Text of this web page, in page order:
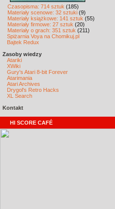
Czasopisma: 714 sztuk (185)
Materiały scenowe: 32 sztuki (9)
Materiały książkowe: 141 sztuk (55)
Materiały firmowe: 27 sztuk (20)
Materiały o grach: 351 sztuk (211)
Spiżarnia Voya na Chomikuj.pl
Bajtek Redux
Zasoby wiedzy
Atariki
XWiki
Gury's Atari 8-bit Forever
Atarimania
Atari Archives
Drygol's Retro Hacks
XL Search
Kontakt
HI SCORE CAFÉ